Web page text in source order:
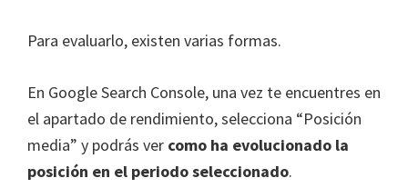
Para evaluarlo, existen varias formas.
En Google Search Console, una vez te encuentres en
el apartado de rendimiento, selecciona “Posición
media” y podrás ver como ha evolucionado la
posición en el periodo seleccionado.